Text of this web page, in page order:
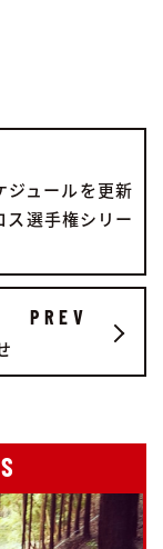
ジュールを更新
ス選手権シリー
PREV